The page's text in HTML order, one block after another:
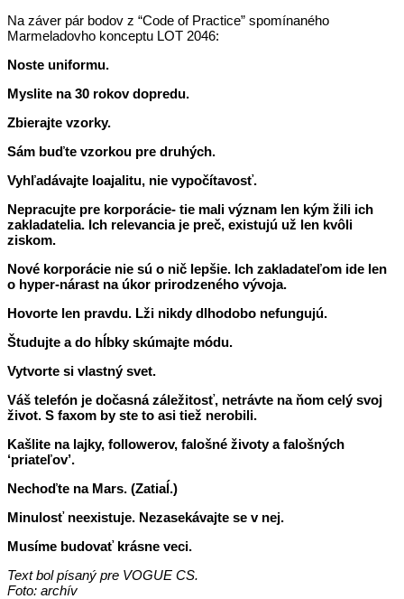
Na záver pár bodov z “Code of Practice” spomínaného
Marmeladovho konceptu LOT 2046:
Noste uniformu.
Myslite na 30 rokov dopredu.
Zbierajte vzorky.
Sám buďte vzorkou pre druhých.
Vyhľadávajte loajalitu, nie vypočítavosť.
Nepracujte pre korporácie- tie mali význam len kým žili ich
zakladatelia. Ich relevancia je preč, existujú už len kvôli
ziskom.
Nové korporácie nie sú o nič lepšie. Ich zakladateľom ide len
o hyper-nárast na úkor prirodzeného vývoja.
Hovorte len pravdu. Lži nikdy dlhodobo nefungujú.
Študujte a do hĺbky skúmajte módu.
Vytvorte si vlastný svet.
Váš telefón je dočasná záležitosť, netrávte na ňom celý svoj
život. S faxom by ste to asi tiež nerobili.
Kašlite na lajky, followerov, falošné životy a falošných
‘priateľov’.
Nechoďte na Mars. (Zatiaĺ.)
Minulosť neexistuje. Nezasekávajte se v nej.
Musíme budovať krásne veci.
Text bol písaný pre VOGUE CS.
Foto: archív